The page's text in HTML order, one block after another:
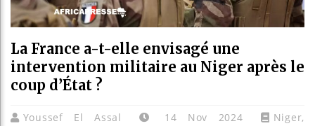
La France a-t-elle envisagé une
intervention militaire au Niger après le
coup d’État ?
Youssef El Assal 14 Nov 2024 Niger,